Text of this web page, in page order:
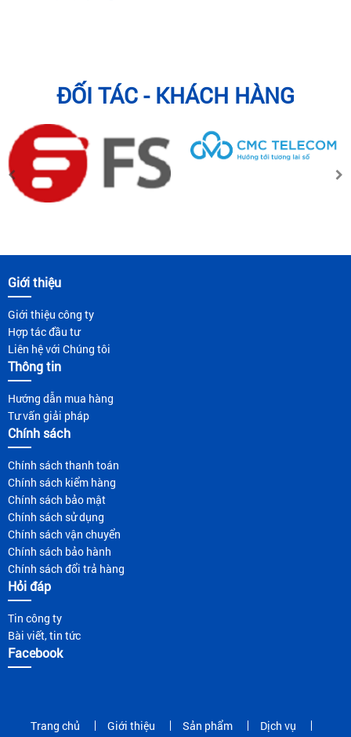
ĐỐI TÁC - KHÁCH HÀNG
Giới thiệu
Giới thiệu công ty
Hợp tác đầu tư
Liên hệ với Chúng tôi
Thông tin
Hướng dẫn mua hàng
Tư vấn giải pháp
Chính sách
Chính sách thanh toán
Chính sách kiểm hàng
Chính sách bảo mật
Chính sách sử dụng
Chính sách vận chuyển
Chính sách bảo hành
Chính sách đổi trả hàng
Hỏi đáp
Tin công ty
Bài viết, tin tức
Facebook
Trang chủ Giới thiệu Sản phẩm
Dịch vụ